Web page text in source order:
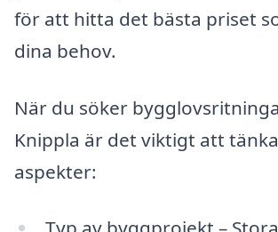
för att hitta det bästa priset
dina behov.
När du söker
Knippla är det viktigt att
aspekter: